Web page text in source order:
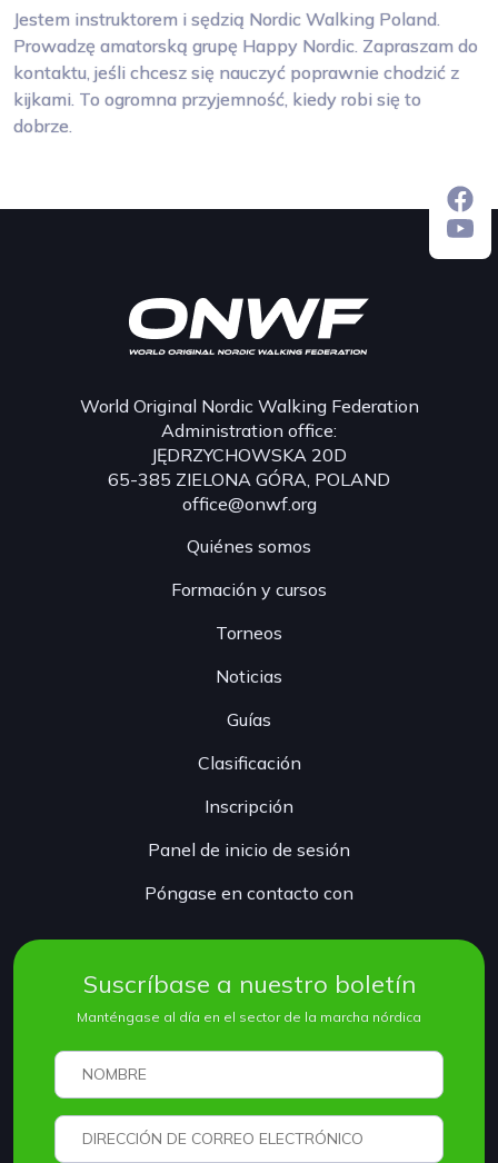
Jestem instruktorem i sędzią Nordic Walking Poland.
Prowadzę amatorską grupę Happy Nordic. Zapraszam do
kontaktu, jeśli chcesz się nauczyć poprawnie chodzić z
kijkami. To ogromna przyjemność, kiedy robi się to
dobrze.
World Original Nordic Walking Federation
Administration office:
JĘDRZYCHOWSKA 20D
65-385 ZIELONA GÓRA, POLAND
office@onwf.org
Quiénes somos
Formación y cursos
Torneos
Noticias
Guías
Clasificación
Inscripción
Panel de inicio de sesión
Póngase en contacto con
Suscríbase a nuestro boletín
Manténgase al día en el sector de la marcha nórdica